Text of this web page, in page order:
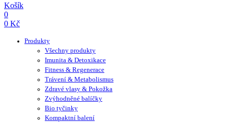
Košík
0
0 Kč
Produkty
Všechny produkty
Imunita & Detoxikace
Fitness & Regenerace
Trávení & Metabolismus
Zdravé vlasy & Pokožka
Zvýhodněné balíčky
Bio tyčinky
Kompaktní balení